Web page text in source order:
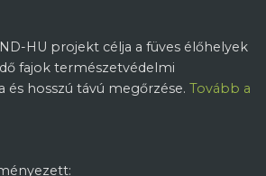
HU projekt célja a füves élőhelyek
fajok természetvédelmi
és hosszú távú megőrzése. Tovább a